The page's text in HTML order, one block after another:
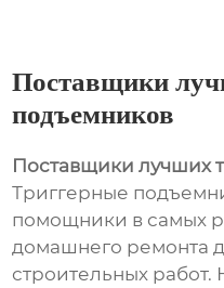
Поставщики
подъемников
Поставщики лучших
Триггерные
помощники в самых
домашнего ремонта
строительных работ.